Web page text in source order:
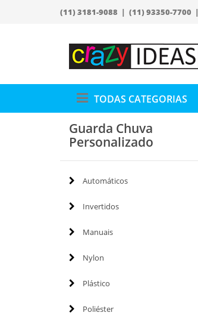
(11) 3181-9088 | (11) 93350-7700 |
TODAS CATEGORIAS
Guarda Chuva
Personalizado
Automáticos
Invertidos
Manuais
Nylon
Plástico
Poliéster